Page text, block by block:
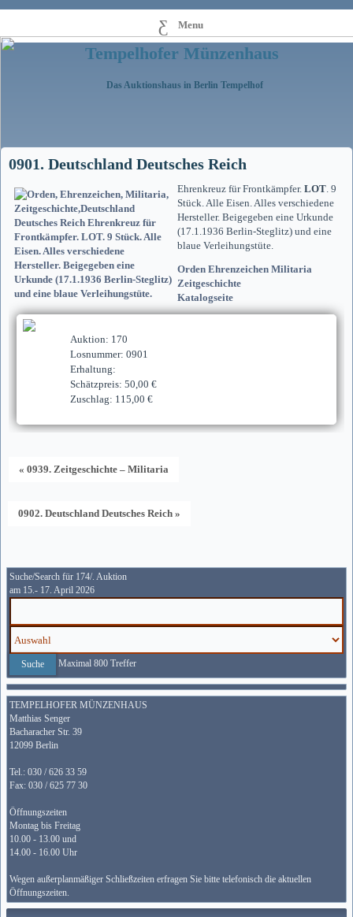
Menu
Tempelhofer Münzenhaus
Das Auktionshaus in Berlin Tempelhof
0901. Deutschland Deutsches Reich
Ehrenkreuz für Frontkämpfer. LOT. 9
Stück. Alle Eisen. Alles verschiedene
Hersteller. Beigegeben eine Urkunde
(17.1.1936 Berlin-Steglitz) und eine
blaue Verleihungstüte.
Orden Ehrenzeichen Militaria
Zeitgeschichte
Katalogseite
Auktion: 170
Losnummer: 0901
Erhaltung:
Schätzpreis: 50,00 €
Zuschlag: 115,00 €
« 0939. Zeitgeschichte – Militaria
0902. Deutschland Deutsches Reich »
Suche/Search für 174/. Auktion
am 15.- 17. April 2026
Maximal 800 Treffer
TEMPELHOFER MÜNZENHAUS
Matthias Senger
Bacharacher Str. 39
12099 Berlin
Tel.: 030 / 626 33 59
Fax: 030 / 625 77 30
Öffnungszeiten
Montag bis Freitag
10.00 - 13.00 und
14.00 - 16.00 Uhr
Wegen außerplanmäßiger Schließzeiten erfragen Sie bitte telefonisch die aktuellen
Öffnungszeiten.